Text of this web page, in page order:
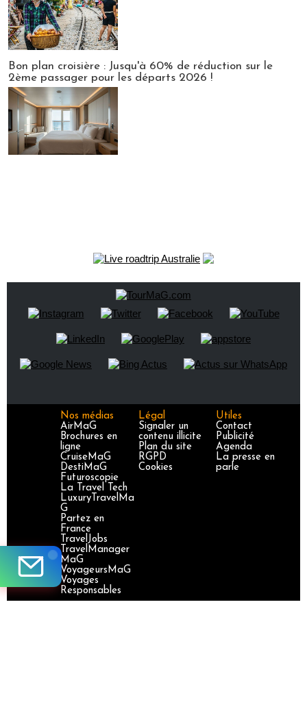
Bon plan croisière : Jusqu'à 60% de réduction sur le
2ème passager pour les départs 2026 !
Nos médias
AirMaG
Brochures en
ligne
CruiseMaG
DestiMaG
Futuroscopie
La Travel Tech
LuxuryTravelMa
G
Partez en
France
TravelJobs
TravelManager
MaG
VoyageursMaG
Voyages
Responsables
Légal
Signaler un
contenu illicite
Plan du site
RGPD
Cookies
Utiles
Contact
Publicité
Agenda
La presse en
parle